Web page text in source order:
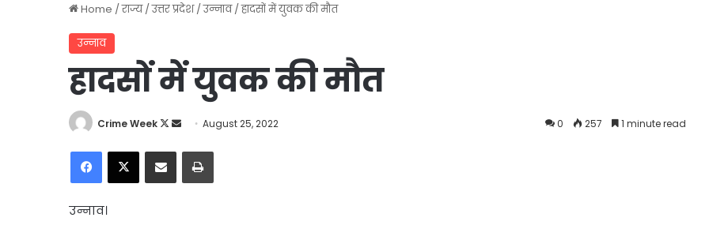
Home /राज्य /उत्तर प्रदेश /उन्नाव /हादसों में युवक की मौत
उन्नाव
हादसों में युवक की मौत
Crime Week
Follow
Send
email
August 25, 2022 0 257 1 minute read
Facebook
X Share via Email Print
उन्नाव।